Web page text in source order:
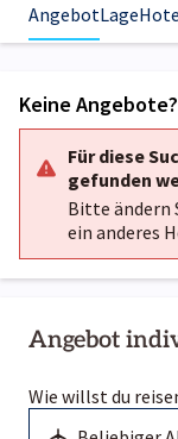
AngebotLage
Angebot
Wie willst du
Keine Angebote?
Für diese
gefunden
Bitte ändern
ein anderes